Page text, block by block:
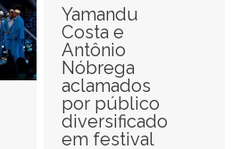
Yamandu
Costa e
Antônio
Nóbrega
aclamados
por público
diversificado
em festival